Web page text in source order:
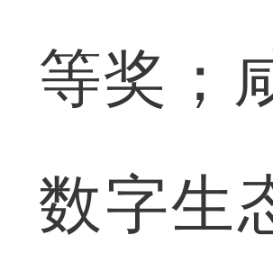
等奖；
数字生